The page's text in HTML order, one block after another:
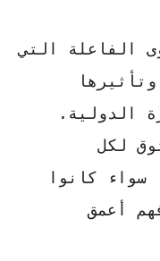
الفاعلة التي
الدولية.
لكل
سواء كانوا
أعمق